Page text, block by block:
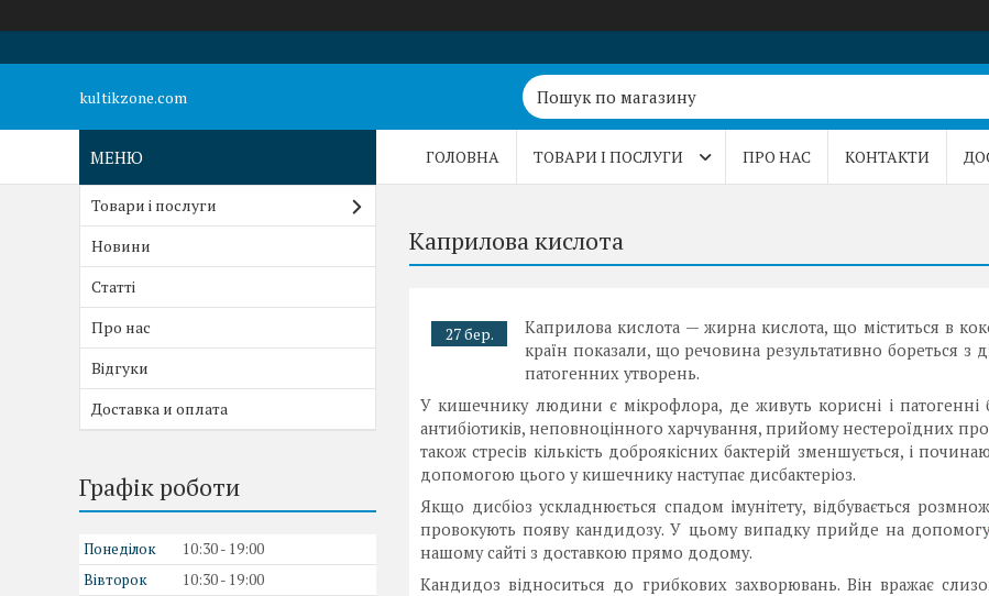
kultikzone.com
ГОЛОВНА ТОВАРИ І ПОСЛУГИ ПРО НАС КОНТАКТИ
Каприлова кислота
27 бер.
Каприлова кислота — жирна кислота, що міститься в
країн показали, що речовина результативно бореться
патогенних утворень.
У кишечнику людини є мікрофлора, де живуть корисні і патогенні
антибіотиків, неповноцінного харчування, прийому нестероїдних
також стресів кількість доброякісних бактерій зменшується, і
допомогою цього у кишечнику наступає дисбактеріоз.
Якщо дисбіоз ускладнюється спадом імунітету, відбувається
провокують появу кандидозу. У цьому випадку прийде на
нашому сайті з доставкою прямо додому.
Кандидоз відноситься до грибкових захворювань. Він вражає
Товари і послуги
Новини
Статті
Про нас
Відгуки
Доставка и оплата
Графік роботи
Понеділок 10:30
19:00
Вівторок
10:30
19:00